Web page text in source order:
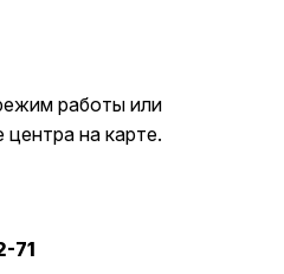
работы или
на карте.
71